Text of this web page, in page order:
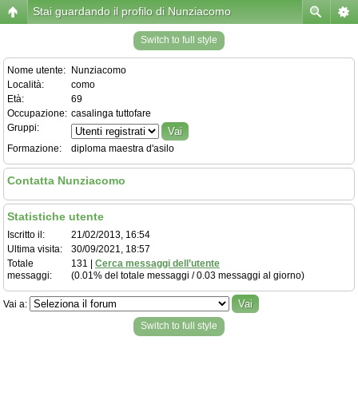
Stai guardando il profilo di Nunziacomo
Switch to full style
Nome utente:
Nunziacomo
Località:
como
Età:
69
Occupazione: casalinga tuttofare
Gruppi:
Formazione:
diploma maestra d'asilo
Contatta Nunziacomo
Statistiche utente
Iscritto il:
21/02/2013, 16:54
Ultima visita:
30/09/2021, 18:57
Totale
messaggi:
131 | Cerca messaggi dell’utente
(0.01% del totale messaggi / 0.03 messaggi al giorno)
Vai a:
Switch to full style